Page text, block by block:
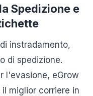
Spedizione e
instradamento,
di spedizione.
l'evasione, eGrow
miglior corriere in